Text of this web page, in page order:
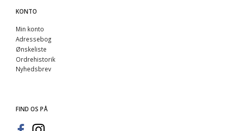
KONTO
Min konto
Adressebog
Ønskeliste
Ordrehistorik
Nyhedsbrev
FIND OS PÅ